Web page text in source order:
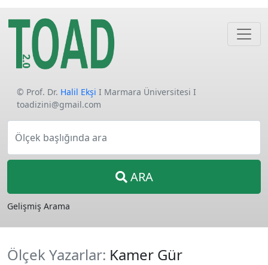
© Prof. Dr. Halil Ekşi I Marmara Üniversitesi I
toadizini@gmail.com
Ölçek başlığında ara
ARA
Gelişmiş Arama
Ölçek Yazarlar: Kamer Gür